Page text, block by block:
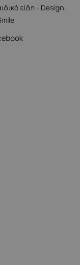
είδη - Design,